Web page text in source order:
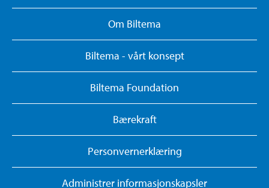
Om Biltema
Biltema - vårt konsept
Biltema Foundation
Bærekraft
Personvernerklæring
Administrer informasjonskapsler